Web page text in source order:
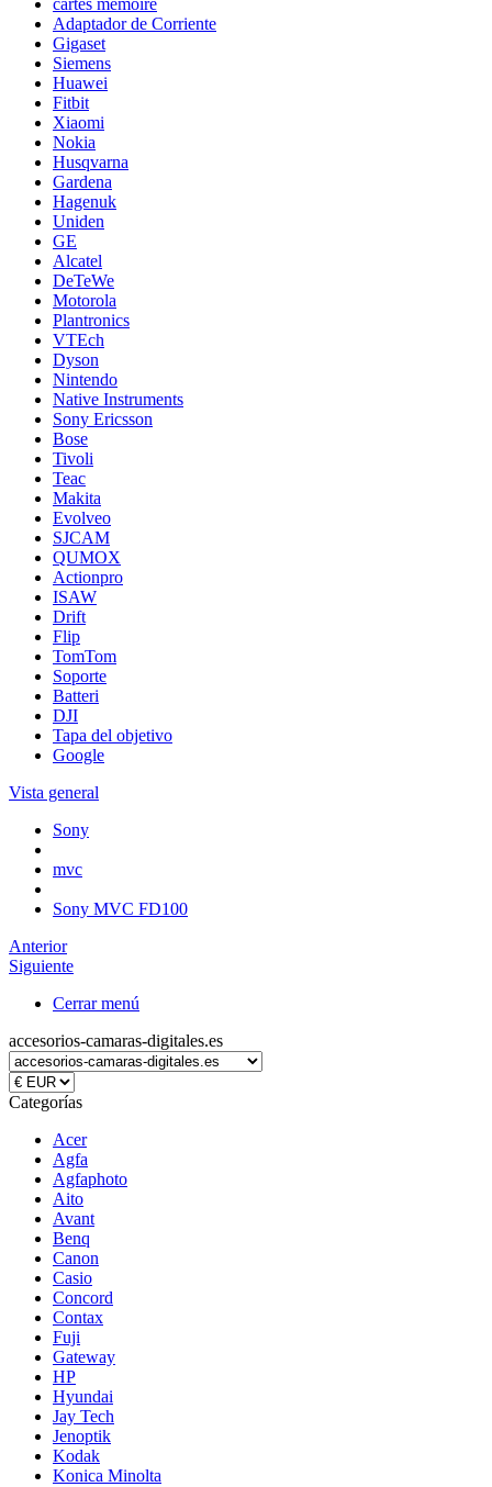
cartes mémoire
Adaptador de Corriente
Gigaset
Siemens
Huawei
Fitbit
Xiaomi
Nokia
Husqvarna
Gardena
Hagenuk
Uniden
GE
Alcatel
DeTeWe
Motorola
Plantronics
VTEch
Dyson
Nintendo
Native Instruments
Sony Ericsson
Bose
Tivoli
Teac
Makita
Evolveo
SJCAM
QUMOX
Actionpro
ISAW
Drift
Flip
TomTom
Soporte
Batteri
DJI
Tapa del objetivo
Google
Vista general
Sony
mvc
Sony MVC FD100
Anterior
Siguiente
Cerrar menú
accesorios-camaras-digitales.es
Categorías
Acer
Agfa
Agfaphoto
Aito
Avant
Benq
Canon
Casio
Concord
Contax
Fuji
Gateway
HP
Hyundai
Jay Tech
Jenoptik
Kodak
Konica Minolta